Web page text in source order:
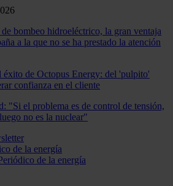
bombeo hidroeléctrico, la gran ventaja
a la que no se ha prestado la atención
éxito de Octopus Energy: del 'pulpito'
confianza en el cliente
"Si el problema es de control de tensión,
no es la nuclear"